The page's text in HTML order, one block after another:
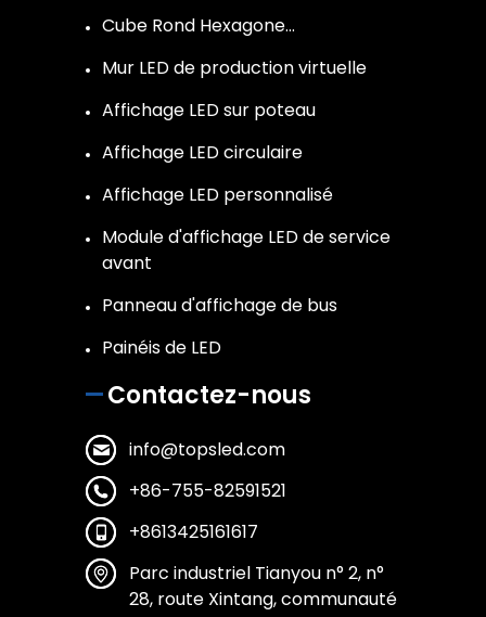
Cube Rond Hexagone…
Mur LED de production virtuelle
Affichage LED sur poteau
Affichage LED circulaire
Affichage LED personnalisé
Module d'affichage LED de service
avant
Panneau d'affichage de bus
Painéis de LED
Contactez-nous
info@topsled.com
+86-755-82591521
+8613425161617
Parc industriel Tianyou n° 2, n°
28, route Xintang, communauté